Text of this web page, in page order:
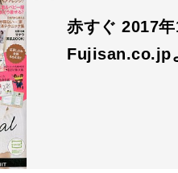
赤すぐ 2017
Fujisan.co.jp